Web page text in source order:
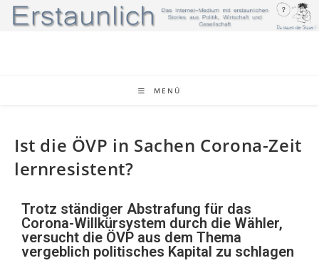
MENÜ
Ist die ÖVP in Sachen Corona-Zeit
lernresistent?
Trotz ständiger Abstrafung für das
Corona-Willkürsystem durch die Wähler,
versucht die ÖVP aus dem Thema
vergeblich politisches Kapital zu schlagen